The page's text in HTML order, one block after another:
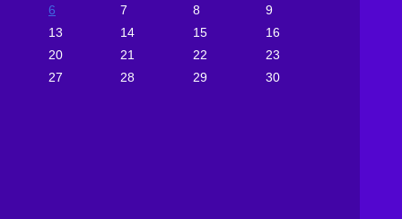
6
7 8
9
13
14 15
16
20
21 22
23
27
28 29 30